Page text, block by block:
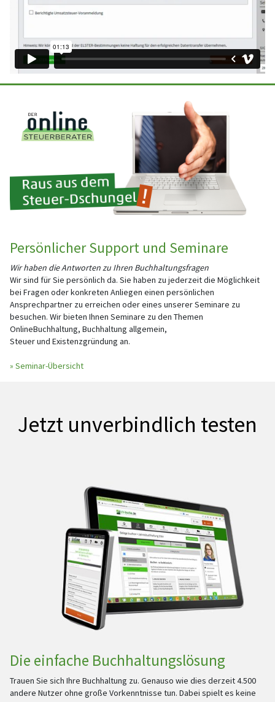
Persönlicher Support und Seminare
Wir haben die Antworten zu Ihren Buchhaltungsfragen
Wir sind für Sie persönlich da. Sie haben zu jederzeit die Möglichkeit
bei Fragen oder konkreten Anliegen einen persönlichen
Ansprechpartner zu erreichen oder eines unserer Seminare zu
besuchen. Wir bieten Ihnen Seminare zu den Themen
OnlineBuchhaltung, Buchhaltung allgemein,
Steuer und Existenzgründung an.
» Seminar-Übersicht
Jetzt unverbindlich testen
Die einfache Buchhaltungslösung
Trauen Sie sich Ihre Buchhaltung zu. Genauso wie dies derzeit 4.500
andere Nutzer ohne große Vorkenntnisse tun. Dabei spielt es keine